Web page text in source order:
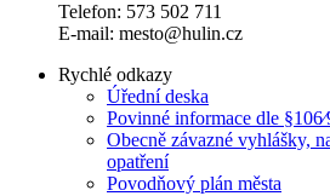
Telefon: 573 502 711
E-mail: mesto@hulin.cz
Rychlé odkazy
Úřední deska
Povinné informace dle
Obecně závazné vyhlášky,
opatření
Povodňový plán města